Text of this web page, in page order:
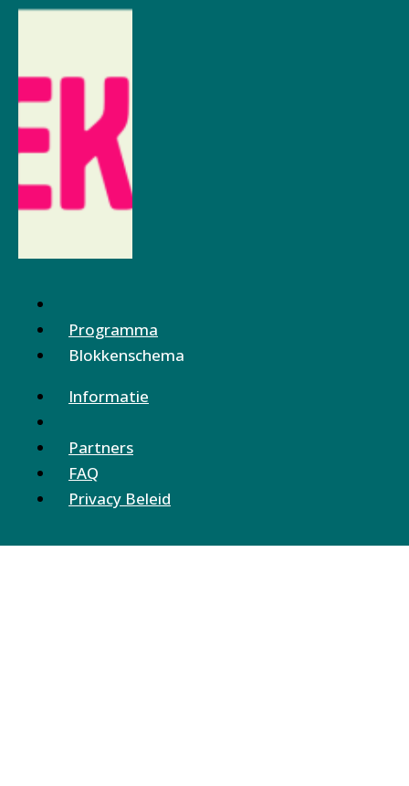
Programma
Blokkenschema
Informatie
Partners
FAQ
Privacy Beleid